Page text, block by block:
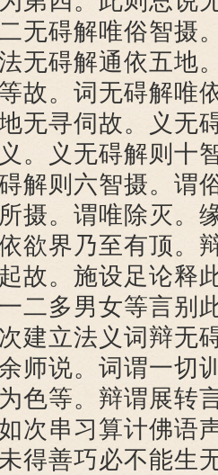
无碍解唯俗智摄
无碍解通依五地
故。词无碍解唯
无寻伺故。义无
。义无碍解则十
解则六智摄。谓
摄。谓唯除灭。
欲界乃至有顶。
故。施设足论释
二多男女等言别
建立法义词辩无
师说。词谓一切
色等。辩谓展转
次串习算计佛语
得善巧必不能生